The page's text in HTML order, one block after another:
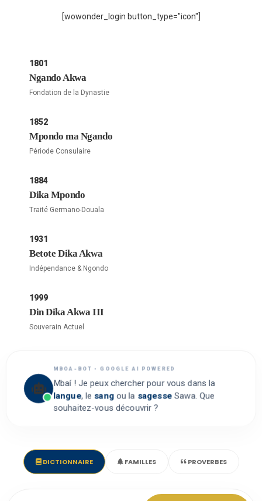
[wowonder_login button_type="icon"]
1801
Ngando Akwa
Fondation de la Dynastie
1852
Mpondo ma Ngando
Période Consulaire
1884
Dika Mpondo
Traité Germano-Douala
1931
Betote Dika Akwa
Indépendance & Ngondo
1999
Din Dika Akwa III
Souverain Actuel
MBOA-BOT • GOOGLE AI POWERED
Mbaí ! Je peux chercher pour vous dans la
langue, le sangou la sagesse Sawa. Que
souhaitez-vous découvrir ?
DICTIONNAIRE FAMILLES PROVERBES